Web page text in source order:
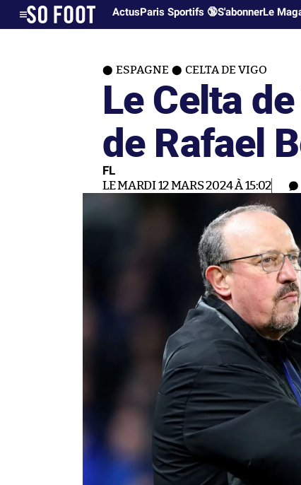
ActusParis Sportifs 🔞S'abonnerLe
ESPAGNE CELTA DE VIGO
Le Celta
de Rafael
FL
LE MARDI 12 MARS 2024 À 15:02